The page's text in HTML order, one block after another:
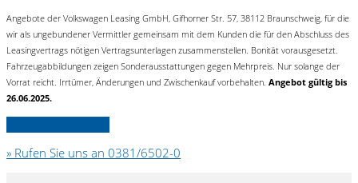
Angebote der Volkswagen Leasing GmbH, Gifhorner Str. 57, 38112 Braunschweig, für die
wir als ungebundener Vermittler gemeinsam mit dem Kunden die für den Abschluss des
Leasingvertrags nötigen Vertragsunterlagen zusammenstellen. Bonität vorausgesetzt.
Fahrzeugabbildungen zeigen Sonderausstattungen gegen Mehrpreis. Nur solange der
Vorrat reicht. Irrtümer, Änderungen und Zwischenkauf vorbehalten. Angebot gültig bis
26.06.2025.
» Rufen Sie uns an 0381/6502-0